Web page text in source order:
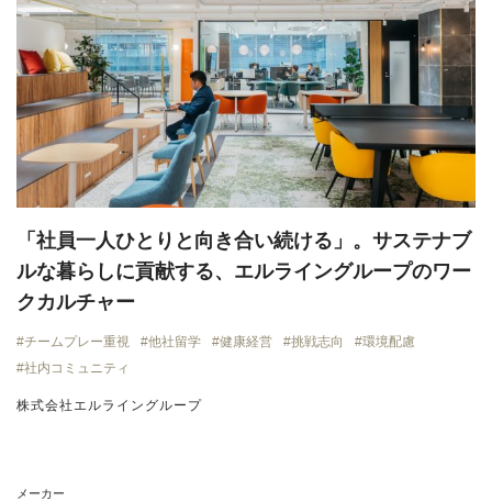
「社員一人ひとりと向き合い続ける」。サステナブ
ルな暮らしに貢献する、エルライングループのワー
クカルチャー
チームプレー重視 他社留学 健康経営 挑戦志向
環境配慮
社内コミュニティ
株式会社エルライングループ
メーカー